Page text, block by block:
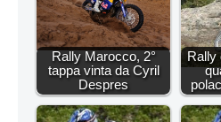
Rally Marocco, 2°
tappa vinta da Cyril
Despres
Rally